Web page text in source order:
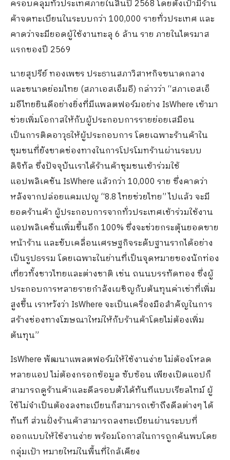
ครอบคลุมทั่วประเทศภายในสิ้นปี 2568โดยตั้งเป้ามีร้าน
ค้าจดทะเบียนในระบบกว่า 100,000 รายทั่วประเทศ และ
คาดว่าจะมียอดผู้ใช้งานทะลุ 6 ล้าน ราย ภายในไตรมาส
แรกของปี 2569
นายสุปรีย์ ทองเพชร ประธานสภาวิสาหกิจขนาดกลาง
และขนาดย่อมไทย (สภาเอสเอ็มอี) กล่าวว่า “สภาเอสเอ็
มอีไทยยินดีอย่างยิ่งที่มีแพลตฟอร์มอย่าง IsWhere เข้ามา
ช่วยเพิ่มโอกาสให้กับผู้ประกอบการรายย่อยเสมือน
เป็นการติดอาวุธให้ผู้ประกอบการ โดยเฉพาะร้านค้าใน
ชุมชนที่ยังขาดช่องทางในการโปรโมทร้านผ่านระบบ
ดิจิทัล ซึ่งปัจจุบันเราได้ร้านค้าชุมชนเข้าร่วมใช้
แอปพลิเคชัน IsWhere แล้วกว่า 10,000 ราย ซึ่งคาดว่า
หลังจากปล่อยแคมเปญ “8.8ไทยช่วยไทย”ไปแล้ว จะมี
ยอดร้านค้า ผู้ประกอบการจากทั่วประเทศเข้าร่วมใช้งาน
แอปพลิเคชั่นเพิ่มขึ้นอีก 100%ซึ่งจะช่วยกระตุ้นยอดขาย
หน้าร้าน และขับเคลื่อนเศรษฐกิจระดับฐานรากได้อย่าง
เป็นรูปธรรม โดยเฉพาะในย่านที่เป็นจุดหมายของนักท่อง
เที่ยวทั้งชาวไทยและต่างชาติ เช่น ถนนบรรทัดทอง ซึ่งผู้
ประกอบการหลายรายกำลังเผชิญกับต้นทุนค่าเช่าที่เพิ่ม
สูงขึ้น เราหวังว่า IsWhereจะเป็นเครื่องมือสำคัญในการ
สร้างช่องทางโฆษณาใหม่ให้กับร้านค้าโดยไม่ต้องเพิ่ม
ต้นทุน”
IsWhereพัฒนาแพลตฟอร์มให้ใช้งานง่าย ไม่ต้องโหลด
หลายแอป ไม่ต้องกรอกข้อมูล ซับซ้อน เพียงเปิดแอปก็
สามารถดูร้านค้าและดีลรอบตัวได้ทันทีแบบเรียลไทม์ ผู้
ใช้ไม่จำเป็นต้องลงทะเบียนก็สามารถเข้าถึงดีลต่างๆ ได้
ทันที ส่วนฝั่งร้านค้าสามารถลงทะเบียนผ่านระบบที่
ออกแบบให้ใช้งานง่าย พร้อมโอกาสในการถูกค้นพบโดย
กลุ่มเป้า หมายใหม่ในพื้นที่ใกล้เคียง